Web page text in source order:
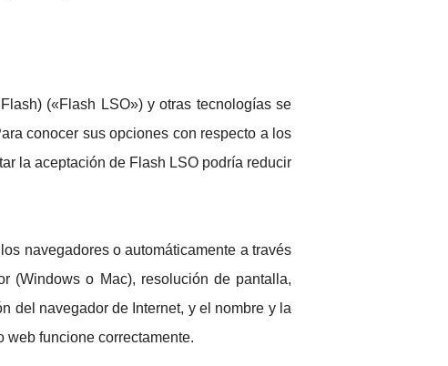
(«Flash LSO») y otras tecnologías se
conocer sus opciones con respecto a los
la aceptación de Flash LSO podría reducir
navegadores o automáticamente a través
(Windows o Mac), resolución de pantalla,
del navegador de Internet, y el nombre y la
funcione correctamente.